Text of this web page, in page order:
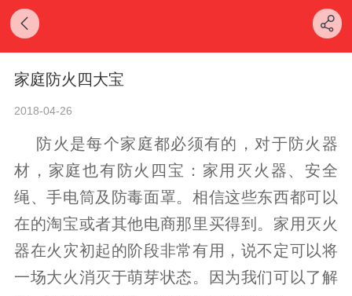
家庭防火四大宝
2018-04-26
防火是每个家庭都必须有的，对于防火器
材，家庭也有防火四宝：家用灭火器、安全
绳、手电筒及防毒面罩。相信这些东西都可以
在的淘宝或者其他电商那里买得到。家用灭火
器在火灾初起的阶段非常有用，说不定可以将
一场大火消灭于萌芽状态。因为我们可以了解